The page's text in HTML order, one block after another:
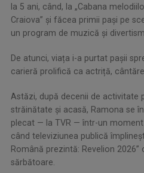
la 5 ani, când, la „Cabana
Craiova” și făcea primii pași pe
un program de muzică și
De atunci, viața i-a purtat pașii
carieră prolifică ca actriță,
Astăzi, după decenii de activitate
străinătate și acasă, Ramona se
plecat — la TVR — într-un
când televiziunea publică
Română prezintă: Revelion
sărbătoare.